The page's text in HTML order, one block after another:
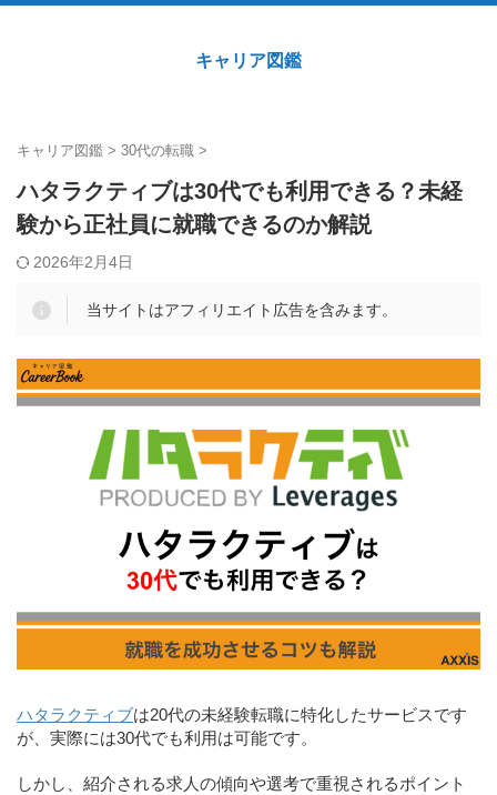
キャリア図鑑
キャリア図鑑 > 30代の転職 >
ハタラクティブは30代でも利用できる？未経
験から正社員に就職できるのか解説
2026年2月4日
当サイトはアフィリエイト広告を含みます。
ハタラクティブは20代の未経験転職に特化したサービスです
が、実際には30代でも利用は可能です。
しかし、紹介される求人の傾向や選考で重視されるポイント